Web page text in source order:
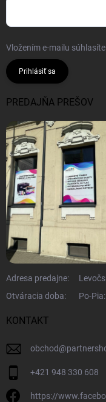
Vložením e-mailu
Prihlásiť sa
PREDAJŇA PREŠOV
Adresa predajne:
Otváracia doba:
Po-
KONTAKT
obchod@
+421 948 330 608
https://